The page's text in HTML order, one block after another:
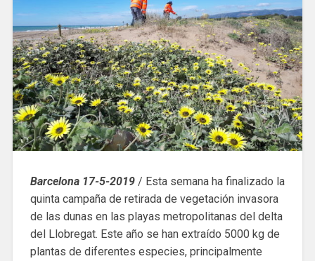
Barcelona 17-5-2019/ Esta semana ha finalizado la
quinta campaña de retirada de vegetación invasora
de las dunas en las playas metropolitanas del delta
del Llobregat. Este año se han extraído 5000 kg de
plantas de diferentes especies, principalmente